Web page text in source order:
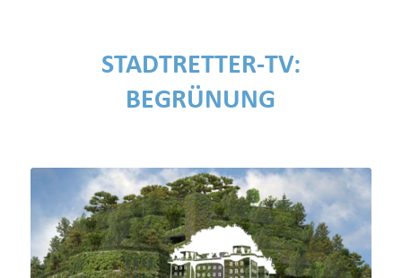
STADTRETTER-TV:
BEGRÜNUNG